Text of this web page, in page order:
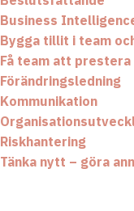
Business
Bygga tillit i team
Få team att prestera
Förändringsledning
Kommunikation
Riskhantering
Tänka nytt – göra